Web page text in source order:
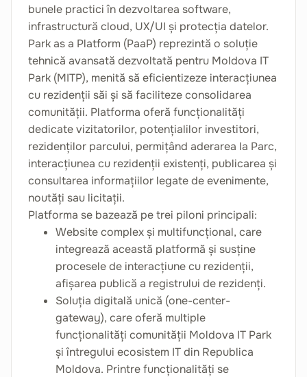
bunele practici în dezvoltarea software,
infrastructură cloud, UX/UI și protecția datelor.
Park as a Platform (PaaP) reprezintă o soluție
tehnică avansată dezvoltată pentru Moldova IT
Park (MITP), menită să eficientizeze interacțiunea
cu rezidenții săi și să faciliteze consolidarea
comunității. Platforma oferă funcționalități
dedicate vizitatorilor, potențialilor investitori,
rezidenților parcului, permițând aderarea la Parc,
interacțiunea cu rezidenții existenți, publicarea și
consultarea informațiilor legate de evenimente,
noutăți sau licitații.
Platforma se bazează pe trei piloni principali:
Website complex și multifuncțional, care
integrează această platformă și susține
procesele de interacțiune cu rezidenții,
afișarea publică a registrului de rezidenți.
Soluția digitală unică (one-center-
gateway), care oferă multiple
funcționalități comunității Moldova IT Park
și întregului ecosistem IT din Republica
Moldova. Printre funcționalități se